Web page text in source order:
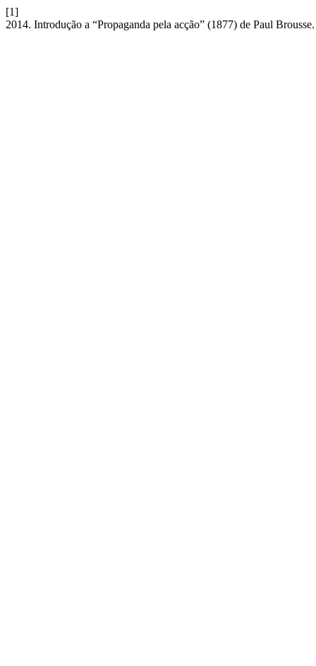
[1]
2014. Introdução a “Propaganda pela acção” (1877) de Paul